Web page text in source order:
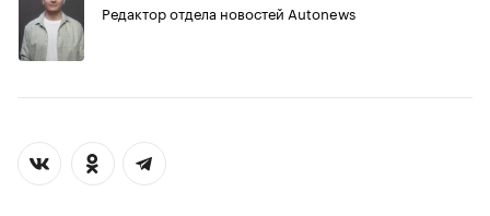
Редактор отдела новостей Autonews